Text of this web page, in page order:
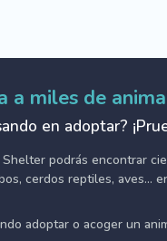
a miles de
en adoptar?
podrás encontrar
cerdos reptiles, aves...
adoptar o acoger un